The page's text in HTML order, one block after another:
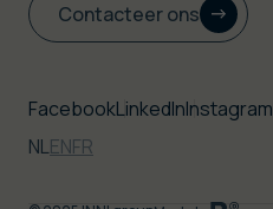
Contacteer ons
FacebookLinkedInInstagram
NLENFR